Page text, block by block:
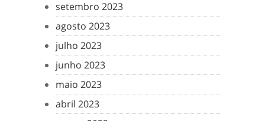
setembro 2023
agosto 2023
julho 2023
junho 2023
maio 2023
abril 2023